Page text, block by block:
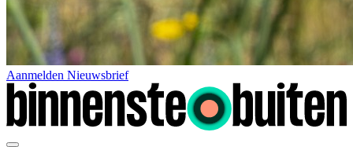
Aanmelden Nieuwsbrief